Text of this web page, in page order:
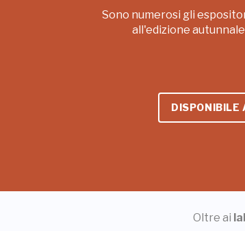
Sono numerosi gli
all'edizione
DISPONIBILE
Oltre ai